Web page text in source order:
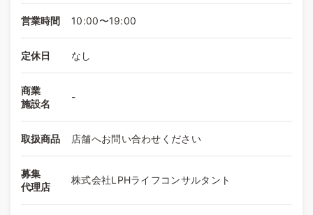
営業時間 10:00〜19:00
定休日 なし
商業
施設名
-
取扱商品 店舗へお問い合わせください
募集
代理店
株式会社LPHライフコンサルタント